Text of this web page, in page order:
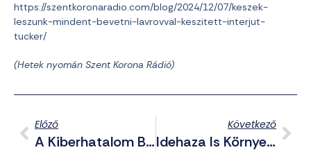
https://szentkoronaradio.com/blog/2024/12/07/keszek-
leszunk-mindent-bevetni-lavrovval-keszitett-interjut-
tucker/
(Hetek nyomán Szent Korona Rádió)
Előző
A Kiberhatalom Bűvöletében: A Nyugat Új Megszállottsága
Következő
Idehaza Is Környezeti Katasztrófát Okozhat Parajd Utóhatása?